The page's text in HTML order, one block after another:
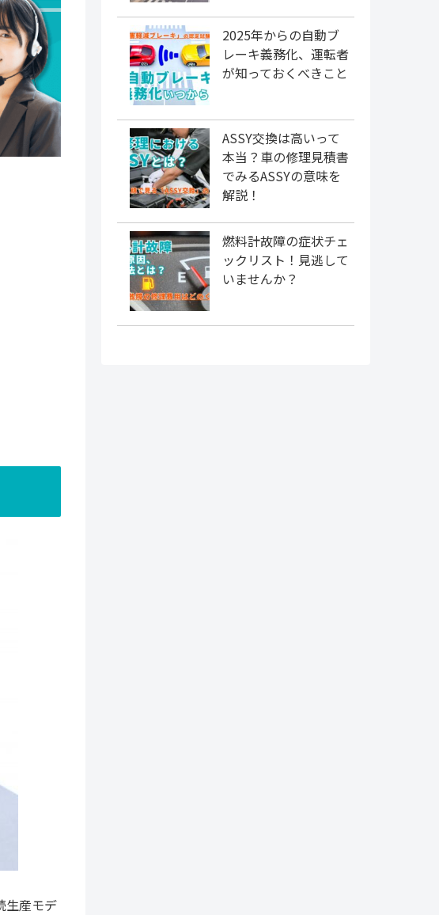
生産モデ
2025年からの自動ブ
レーキ義務化、運転者
が知っておくべきこと
ASSY交換は高いって
本当？車の修理見積書
でみるASSYの意味を
解説！
燃料計故障の症状チェ
ックリスト！見逃して
いませんか？